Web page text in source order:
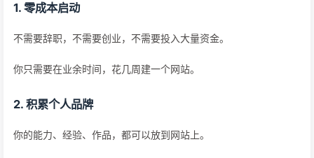
1. 零成本启动
不需要辞职，不需要创业，不需要投入大量资金。
你只需要在业余时间，花几周建一个网站。
2. 积累个人品牌
你的能力、经验、作品，都可以放到网站上。